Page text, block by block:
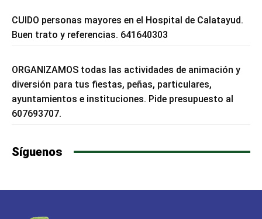
CUIDO personas mayores en el Hospital de Calatayud.
Buen trato y referencias. 641640303
ORGANIZAMOS todas las actividades de animación y
diversión para tus fiestas, peñas, particulares,
ayuntamientos e instituciones. Pide presupuesto al
607693707.
Síguenos